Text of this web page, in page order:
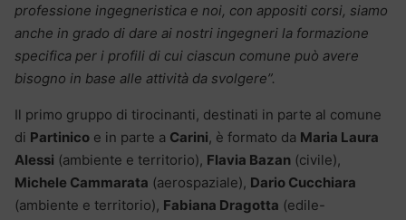
professione ingegneristica e noi, con appositi corsi, siamo
anche in grado di dare ai nostri ingegneri la formazione
specifica per i profili di cui ciascun comune può avere
bisogno in base alle attività da svolgere”.
Il primo gruppo di tirocinanti, destinati in parte al comune
di Partinico e in parte a Carini, è formato da Maria Laura
Alessi (ambiente e territorio), Flavia Bazan (civile),
Michele Cammarata (aerospaziale), Dario Cucchiara
(ambiente e territorio), Fabiana Dragotta (edile-